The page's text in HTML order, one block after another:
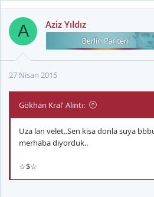
A Aziz Yıldız
27 Nisan 2015
Gökhan Kral' Alıntı:
Uza lan velet..Sen kisa donla suya
merhaba diyorduk..
☆$☆